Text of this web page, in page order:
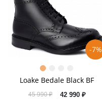
-7%
Loake Bedale Black BF
45 990 ₽ 42 990 ₽